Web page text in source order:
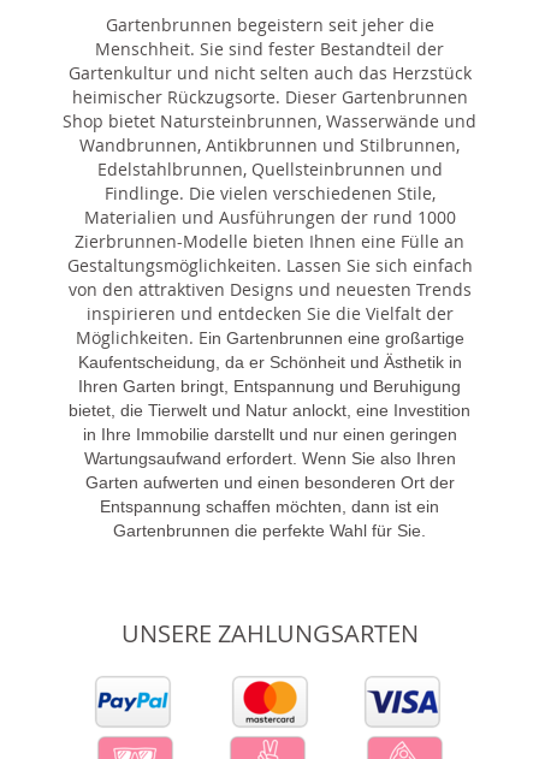
Gartenbrunnen begeistern seit jeher die
Menschheit. Sie sind fester Bestandteil der
Gartenkultur und nicht selten auch das Herzstück
heimischer Rückzugsorte. Dieser Gartenbrunnen
Shop bietet Natursteinbrunnen, Wasserwände und
Wandbrunnen, Antikbrunnen und Stilbrunnen,
Edelstahlbrunnen, Quellsteinbrunnen und
Findlinge. Die vielen verschiedenen Stile,
Materialien und Ausführungen der rund 1000
Zierbrunnen-Modelle bieten Ihnen eine Fülle an
Gestaltungsmöglichkeiten. Lassen Sie sich einfach
von den attraktiven Designs und neuesten Trends
inspirieren und entdecken Sie die Vielfalt der
Möglichkeiten. Ein Gartenbrunnen eine großartige
Kaufentscheidung, da er Schönheit und Ästhetik in
Ihren Garten bringt, Entspannung und Beruhigung
bietet, die Tierwelt und Natur anlockt, eine Investition
in Ihre Immobilie darstellt und nur einen geringen
Wartungsaufwand erfordert. Wenn Sie also Ihren
Garten aufwerten und einen besonderen Ort der
Entspannung schaffen möchten, dann ist ein
Gartenbrunnen die perfekte Wahl für Sie.
UNSERE ZAHLUNGSARTEN